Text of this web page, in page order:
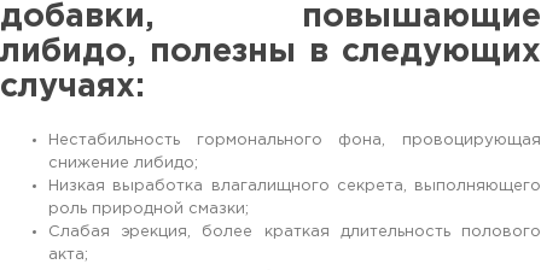
добавки, повышающие
либидо, полезны в следующих
случаях:
Нестабильность гормонального фона, провоцирующая
снижение либидо;
Низкая выработка влагалищного секрета, выполняющего
роль природной смазки;
Слабая эрекция, более краткая длительность полового
акта;